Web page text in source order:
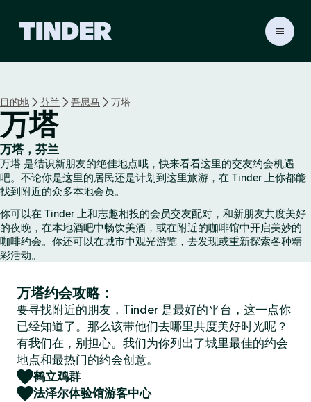
r
目的地 芬兰 吾思马 万塔
万塔
万塔，芬兰
万塔 是结识新朋友的绝佳地点哦，快来看看这里的交友约会机遇
吧。不论你是这里的居民还是计划到这里旅游，在 Tinder 上你都能
找到附近的众多本地会员。
你可以在 Tinder 上和志趣相投的会员交友配对，和新朋友共度美好
的夜晚，在本地酒吧中畅饮美酒，或在附近的咖啡馆中开启美妙的
咖啡约会。你还可以在城市中观光游览，去发现或重新探索各种精
彩活动。
万塔约会攻略：
要寻找附近的朋友，Tinder 是最好的平台，这一点你
已经知道了。那么该带他们去哪里共度美好时光呢？
有我们在，别担心。我们为你列出了城里最佳的约会
地点和最热门的约会创意。
鹤立鸡群
法泽尔体验馆游客中心